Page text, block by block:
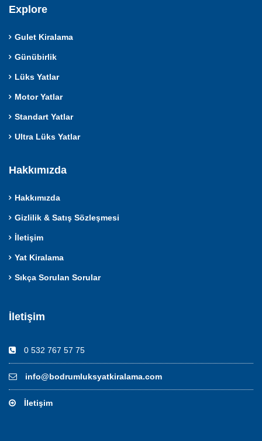
Explore
Gulet Kiralama
Günübirlik
Lüks Yatlar
Motor Yatlar
Standart Yatlar
Ultra Lüks Yatlar
Hakkımızda
Hakkımızda
Gizlilik & Satış Sözleşmesi
İletişim
Yat Kiralama
Sıkça Sorulan Sorular
İletişim
0 532 767 57 75
info@bodrumluksyatkiralama.com
İletişim